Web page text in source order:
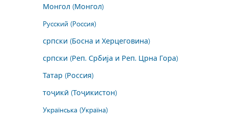
Монгол (Монгол)
Русский (Россия)
српски (Босна и Херцеговина)
српски (Реп. Србија и Реп. Црна Гора)
Татар (Россия)
тоҷикӣ (Тоҷикистон)
Українська (Україна)